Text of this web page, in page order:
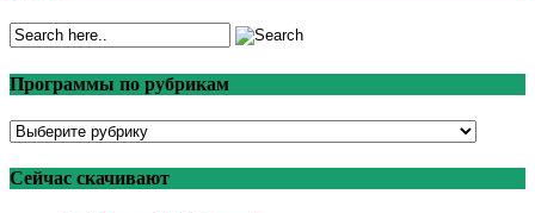
Программы по рубрикам
Программы
рубрикам
Сейчас скачивают